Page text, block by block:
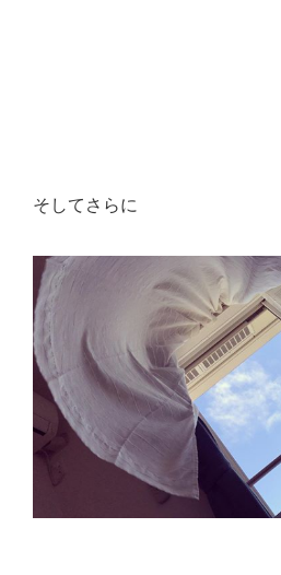
そしてさらに